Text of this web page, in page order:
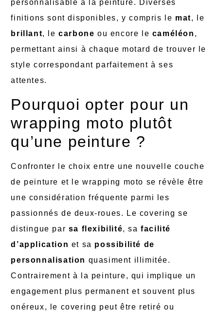
personnalisable à la peinture. Diverses
finitions sont disponibles, y compris le mat, le
brillant, lecarbone ou encore le caméléon ,
permettant ainsi à chaque motard de trouver le
style correspondant parfaitement à ses
attentes.
Pourquoi opter pour un
wrapping moto plutôt
qu’une peinture ?
Confronter le choix entre une nouvelle couche
de peinture et le wrapping moto se révèle être
une considération fréquente parmi les
passionnés de deux-roues. Le covering se
distingue par sa flexibilité, safacilité
d’application et sa possibilité de
personnalisation quasiment illimitée.
Contrairement à la peinture, qui implique un
engagement plus permanent et souvent plus
onéreux, le covering peut être retiré ou